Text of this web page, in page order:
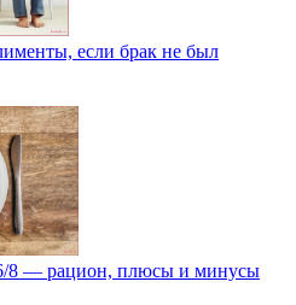
если брак не был
8 — рацион, плюсы и минусы